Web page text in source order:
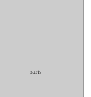
paris